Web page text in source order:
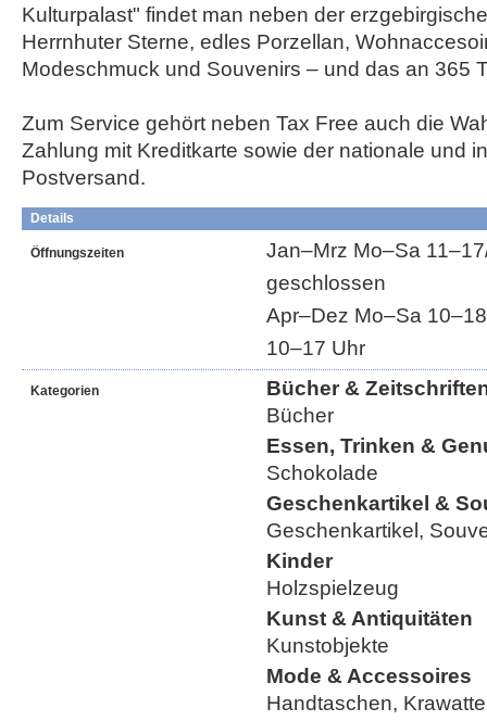
Kulturpalast" findet man neben der
Herrnhuter Sterne, edles Porzellan,
Modeschmuck und Souvenirs – und das an 365
Zum Service gehört neben Tax Free auch die
Zahlung mit Kreditkarte sowie der nationale und
Postversand.
Details
Öffnungszeiten
Jan–Mrz Mo–Sa
geschlossen
Apr–Dez Mo–Sa
10–17 Uhr
Kategorien
Bücher &
Bücher
Essen, Trinken &
Schokolade
Geschenkartikel &
Geschenkartikel,
Kinder
Holzspielzeug
Kunst & Antiquitäten
Kunstobjekte
Mode & Accessoires
Handtaschen,